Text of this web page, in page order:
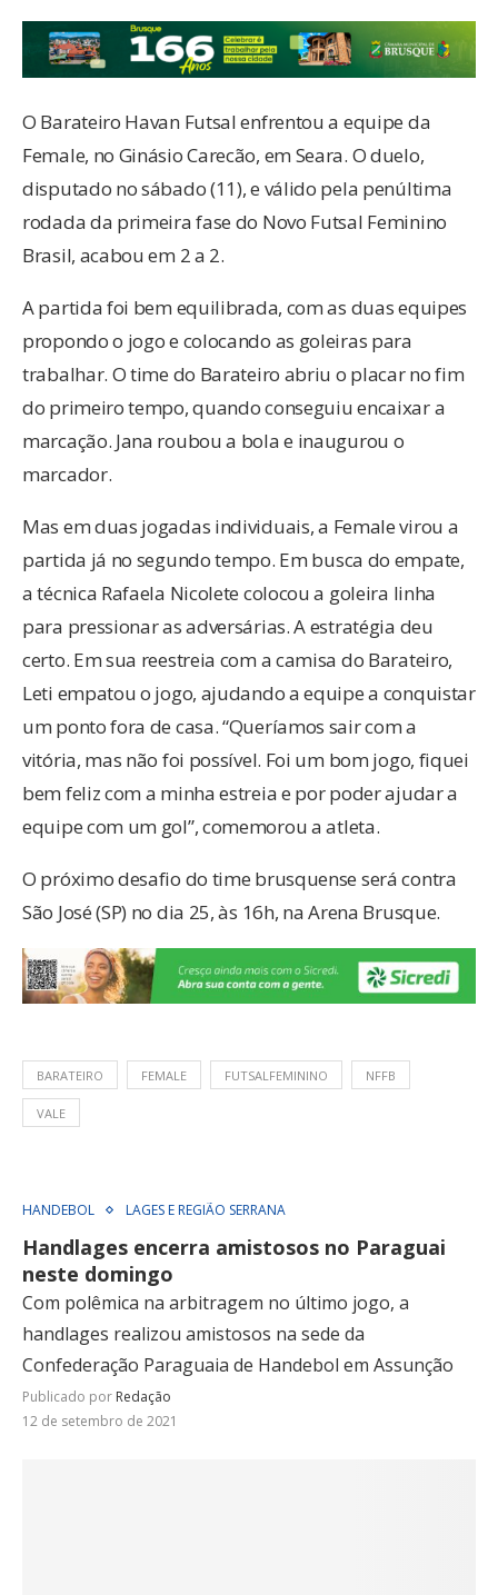
O Barateiro Havan Futsal enfrentou a equipe da
Female, no Ginásio Carecão, em Seara. O duelo,
disputado no sábado (11), e válido pela penúltima
rodada da primeira fase do Novo Futsal Feminino
Brasil, acabou em 2 a 2.
A partida foi bem equilibrada, com as duas equipes
propondo o jogo e colocando as goleiras para
trabalhar. O time do Barateiro abriu o placar no fim
do primeiro tempo, quando conseguiu encaixar a
marcação. Jana roubou a bola e inaugurou o
marcador.
Mas em duas jogadas individuais, a Female virou a
partida já no segundo tempo. Em busca do empate,
a técnica Rafaela Nicolete colocou a goleira linha
para pressionar as adversárias. A estratégia deu
certo. Em sua reestreia com a camisa do Barateiro,
Leti empatou o jogo, ajudando a equipe a conquistar
um ponto fora de casa. “Queríamos sair com a
vitória, mas não foi possível. Foi um bom jogo, fiquei
bem feliz com a minha estreia e por poder ajudar a
equipe com um gol”, comemorou a atleta.
O próximo desafio do time brusquense será contra
São José (SP) no dia 25, às 16h, na Arena Brusque.
BARATEIRO FEMALE FUTSALFEMININO NFFB
VALE
HANDEBOL LAGES E REGIÃO SERRANA
Handlages encerra amistosos no Paraguai
neste domingo
Com polêmica na arbitragem no último jogo, a
handlages realizou amistosos na sede da
Confederação Paraguaia de Handebol em Assunção
Publicado por Redação
12 de setembro de 2021